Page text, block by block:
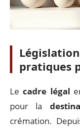
pratiques
Lecadre légal
pour la
crémation.